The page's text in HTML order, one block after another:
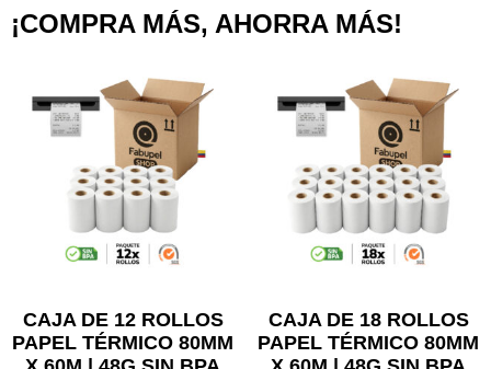
¡COMPRA MÁS, AHORRA MÁS!
CAJA DE 12 ROLLOS
PAPEL TÉRMICO 80MM
CAJA DE 18 ROLLOS
PAPEL TÉRMICO 80MM